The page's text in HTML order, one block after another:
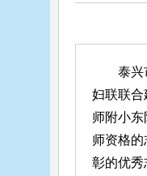
泰兴
妇联联合
师附小
师资格
彰的优秀